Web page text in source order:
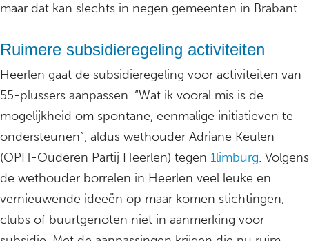
maar dat kan slechts in negen gemeenten in Brabant.
Ruimere subsidieregeling activiteiten
Heerlen gaat de subsidieregeling voor activiteiten van
55-plussers aanpassen. “Wat ik vooral mis is de
mogelijkheid om spontane, eenmalige initiatieven te
ondersteunen”, aldus wethouder Adriane Keulen
(OPH-Ouderen Partij Heerlen) tegen 1limburg. Volgens
de wethouder borrelen in Heerlen veel leuke en
vernieuwende ideeën op maar komen stichtingen,
clubs of buurtgenoten niet in aanmerking voor